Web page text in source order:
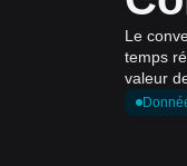
Le
temps
valeur